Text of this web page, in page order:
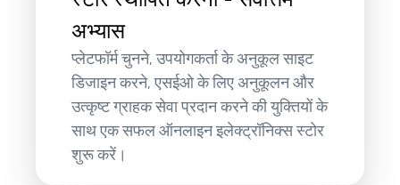
अभ्यास
प्लेटफॉर्म चुनने, उपयोगकर्ता के अनुकूल साइट
डिजाइन करने, एसईओ के लिए अनुकूलन और
उत्कृष्ट ग्राहक सेवा प्रदान करने की युक्तियों के
साथ एक सफल ऑनलाइन इलेक्ट्रॉनिक्स स्टोर
शुरू करें।